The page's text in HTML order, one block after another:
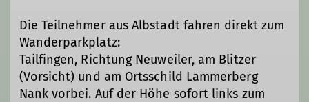
Die Teilnehmer aus Albstadt fahren direkt zum
Wanderparkplatz:
Tailfingen, Richtung Neuweiler, am Blitzer
(Vorsicht) und am Ortsschild Lammerberg
Nank vorbei. Auf der Höhe sofort links zum